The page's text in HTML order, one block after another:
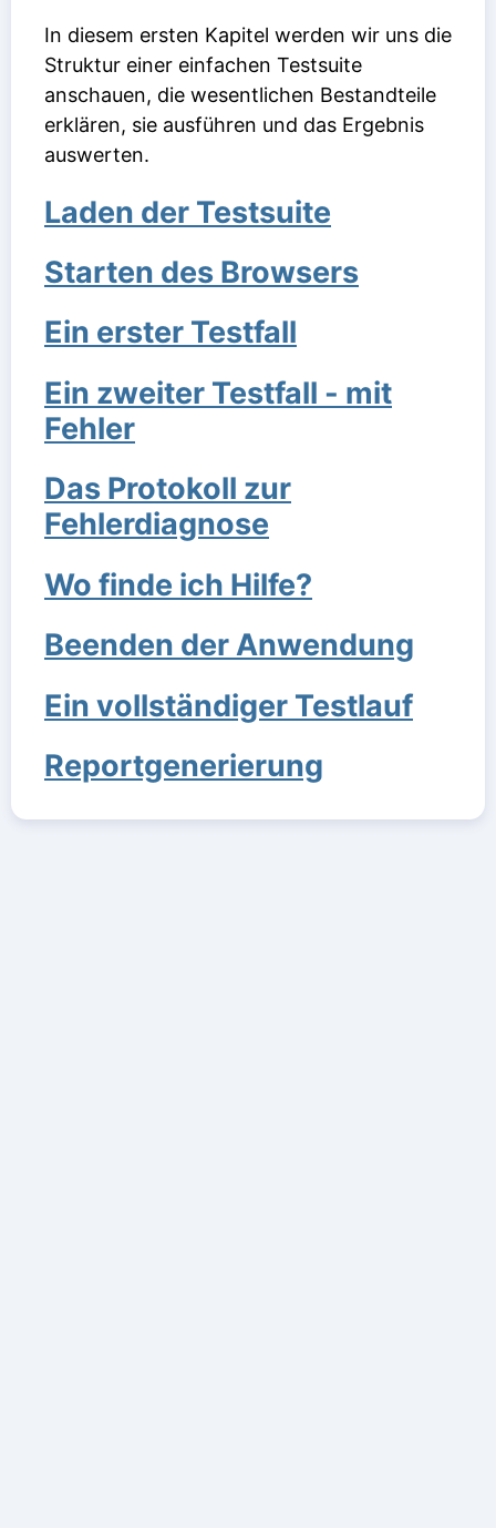
In diesem ersten Kapitel werden wir uns die
Struktur einer einfachen Testsuite
anschauen, die wesentlichen Bestandteile
erklären, sie ausführen und das Ergebnis
auswerten.
Laden der Testsuite
Starten des Browsers
Ein erster Testfall
Ein zweiter Testfall - mit
Fehler
Das Protokoll zur
Fehlerdiagnose
Wo finde ich Hilfe?
Beenden der Anwendung
Ein vollständiger Testlauf
Reportgenerierung